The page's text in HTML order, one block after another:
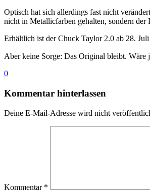
Optisch hat sich allerdings fast nicht
nicht in Metallicfarben gehalten, sondern der
Erhältlich ist der Chuck Taylor 2.0 ab 28.
Aber keine Sorge: Das Original bleibt.
0
Kommentar hinterlassen
Deine E-Mail-Adresse wird nicht
Kommentar *